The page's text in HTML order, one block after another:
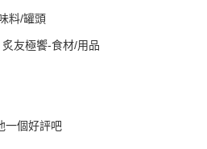
料/罐頭
炙友極饗-食材/用品
一個好評吧